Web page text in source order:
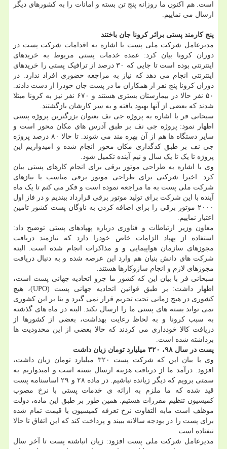
است. هم اکنون ما روزانه پنج تن بسته و امانات را به کشورهای دیگر
ارسال می نماییم.
پنج کارمند پستی براثر کرونا جان باختند
مدیرعامل شرکت ملی پست با اشاره به اقدامات شرکت پست در
دوران کرونا بیان کرد: عمده خدمات پستی مربوط به خریدهای
اینترنتی بوده است تا جایی که ۳۰ درصد از ترافیک پستی را خریدهای
اینترنتی انجام می دهد که نیاز به مراجعه حضوری افراد ندارد. در
دوران کرونا پنج نفر از همکاران ما در پست جان خودرا از دست دادند.
۵۰ نفر حالا در بیمارستان بستری هستند و ۶۷۰ نفر نیز به کرونا مبتلا
شدند که بعضی از آنها بهبود یافته و به سر کارشان بازگشتند.
سبحانی فر با اشاره به پروژه جی نف بعنوان بزرگترین پروژه پستی
اظهار نمود: پروژه جی نف بر طبق آدرس های مکان محور است و
سایر دستگاه ها هم از آن بهره مند می شوند. تا حالا ۸۰ درصد پروژه
جی نف بر طبق کدگذاری مکان محور انجام شده و امیدواریم این
پروژه تا یک تا یک سال و نیم آینده تکمیل شود.
وی با اشاره به طراحی موتور برقی برای انجام کارهای پستی بیان
کرد: اخیرا شرکتی برای طراحی موتور برقی مناسب با نیازهای
شرکت ملی پست به ما مراجعه نموده است و فکر می کنم تا یک ماه
آینده با این شرکت برای تولید موتور برقی قرارداد ببندیم و در فاز اول
۲۰۰۰ موتور برقی را برای اضافه کردن به ناوگان پست کشور تامین
اعتبار نماییم.
معاون وزیر ارتباطات و فناوری درباره پهپادهای پستی توضیح داد:
استفاده از پهپاد الزامات خاص خودرا دارد که نیازمند دریافت
مجوزهای سازمان هواپیمایی و و مذاکرات انجام شده است. البته
شرکت های دانش بنیان هم وارد این عرصه شده و به دنبال دریافت
مجوزهای لازم و انجام سازوکارها هستند.
سبحانی فر با بیان این که کشور ما جزو اتحادیه جهانی پست است،
اظهار داشت: بر طبق قوانین اتحادیه جهانی پست (UPO)، هیچ
کشوری در هیچ زمانی تحت تحریم قرار نمی گیرد و بنا بر این کشوری
نمی تواند بسته های پستی ما را ارسال نکند. البته در ماه های گذشته
به سبب کرونا و به لحاظ رعایت بهداشت، بعضی از کشورها از
دریافت کالا خودداری می کردند که حالا بعضی از این محدودیت ها
برداشته شده است.
پست در سال ۹۸، ۳۲۰ میلیارد تومان زیان داشت
وی با بیان این که شرکت پست ۳۲۰ میلیارد تومان زیان داشت،
افزود: درآمد ما از دریافت هزینه ارسال بسته است و امیدواریم به
سمتی برویم که دیگر زیانده نباشیم. در ماده ۲۸ و ۲۹ اساسنامه پست
قید شده که ما ملزم به ارائه ی خدمات پستی با نرخ مصوب
کمیسیون تنظیم مقررات هستیم. همین طور بر طبق این ماده، دولت
موظف است مابه التفاوت نرخ تعرفه کمیسیون با قیمت تمام شده
برای پست را در بودجه سالانه ببیند و پرداخت کند که این اتفاق تا حالا
نیفتاده است.
مدیرعامل شرکت ملی پست افزود: زیان انباشته پست تا آخر سال